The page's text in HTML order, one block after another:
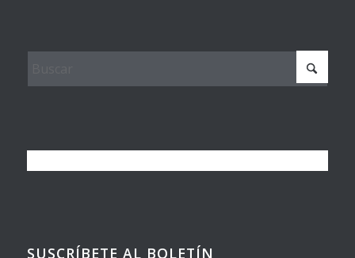
SUSCRÍBETE AL BOLETÍN